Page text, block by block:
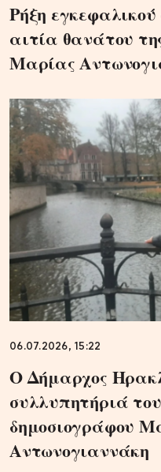
Ρήξη
αιτία θανάτου
Μαρίας
06.07.2026, 15:22
Ο Δήμαρχος
συλλυπητήριά
δημοσιογράφου
Αντωνογιαννάκη